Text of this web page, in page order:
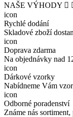
NAŠE VÝHODY 
icon
Rychlé dodání
Skladové zboží
icon
Doprava zdarma
Na objednávky nad
icon
Dárkové vzorky
Nabídneme Vám
icon
Odborné poradenství
Známe nás